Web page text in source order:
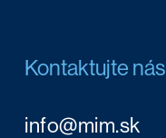
Kontaktujte nás
info@mim.sk